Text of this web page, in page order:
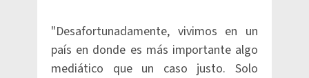
"Desafortunadamente, vivimos en un
país en donde es más importante algo
mediático que un caso justo. Solo